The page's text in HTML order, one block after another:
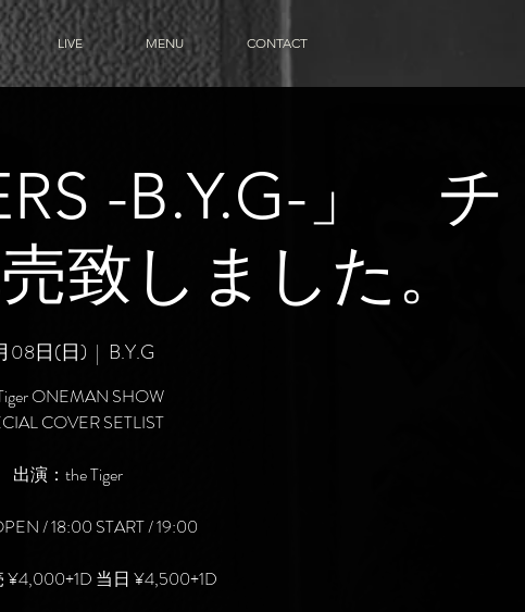
LIVE MENU CONTACT
-B.Y.G-」 チ
致しました。
08日(日)
  |
B.Y.G
ONEMAN SHOW
COVER SETLIST
出演：the Tiger
/ 18:00 START / 19:00
¥4,000+1D 当日 ¥4,500+1D